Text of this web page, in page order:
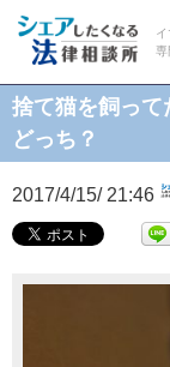
専
捨て猫を飼っ
どっち？
2017/4/15/ 21:46